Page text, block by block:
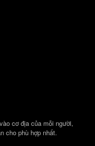
cơ địa của mỗi người,
cho phù hợp nhất.